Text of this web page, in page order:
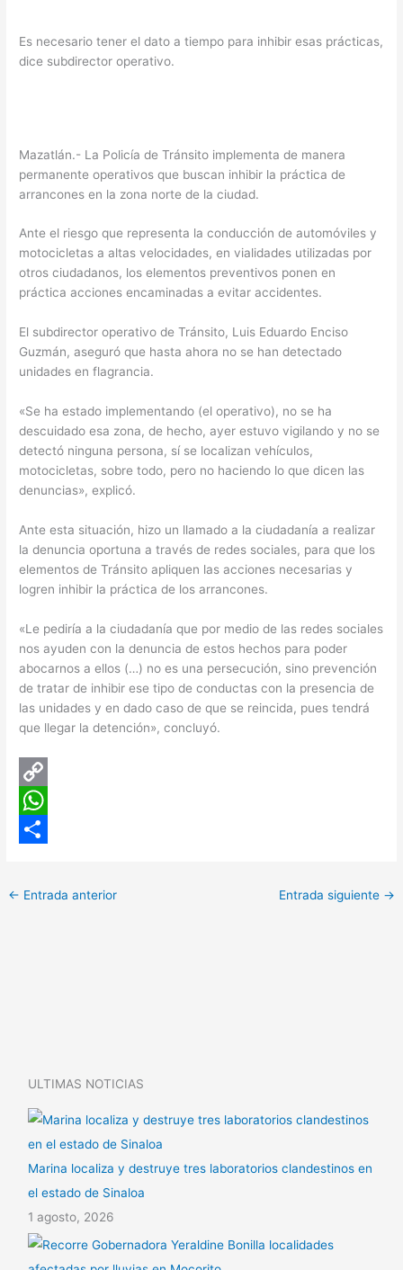
Es necesario tener el dato a tiempo para inhibir esas prácticas,
dice subdirector operativo.
Mazatlán.- La Policía de Tránsito implementa de manera
permanente operativos que buscan inhibir la práctica de
arrancones en la zona norte de la ciudad.
Ante el riesgo que representa la conducción de automóviles y
motocicletas a altas velocidades, en vialidades utilizadas por
otros ciudadanos, los elementos preventivos ponen en
práctica acciones encaminadas a evitar accidentes.
El subdirector operativo de Tránsito, Luis Eduardo Enciso
Guzmán, aseguró que hasta ahora no se han detectado
unidades en flagrancia.
«Se ha estado implementando (el operativo), no se ha
descuidado esa zona, de hecho, ayer estuvo vigilando y no se
detectó ninguna persona, sí se localizan vehículos,
motocicletas, sobre todo, pero no haciendo lo que dicen las
denuncias», explicó.
Ante esta situación, hizo un llamado a la ciudadanía a realizar
la denuncia oportuna a través de redes sociales, para que los
elementos de Tránsito apliquen las acciones necesarias y
logren inhibir la práctica de los arrancones.
«Le pediría a la ciudadanía que por medio de las redes sociales
nos ayuden con la denuncia de estos hechos para poder
abocarnos a ellos (…) no es una persecución, sino prevención
de tratar de inhibir ese tipo de conductas con la presencia de
las unidades y en dado caso de que se reincida, pues tendrá
que llegar la detención», concluyó.
C
oW
← Entrada anterior Entrada siguiente →
ULTIMAS NOTICIAS
Marina localiza y destruye tres laboratorios clandestinos en
el estado de Sinaloa
1 agosto, 2026